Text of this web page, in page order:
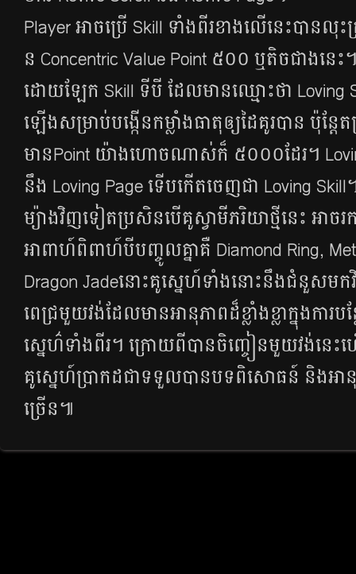
Player អាច​ប្រើ Skill ទាំងពីរ​ខាង​លើ​នេះ​បាន​លុះ​
ន Concentric Value Point ៥០០ ឬ​តិច​ជាង​នេះ
ដោយ​ឡែក Skill ទី​បី​ ដែល​មាន​ឈ្មោះ​ថា Loving
ឡើង​សម្រាប់​បង្កើន​កម្លាំង​ធាតុ​ឲ្យ​ដៃគូរ​បាន​​ ប៉ុន្ត
មានPoint យ៉ាង​ហោច​ណាស់​ក៏​ ៥០០០ដែរ។
នឹង Loving Page ទើប​កើត​ចេញ​ជា Loving Skill
ម្យ៉ាង​វិញ​ទៀត​ប្រសិន​បើ​គូ​ស្វាមី​ភរិយា​ថ្មី​នេះ អាច​
អាពាហ៍ពិពាហ៍​​បី​បញ្ចូល​គ្នា​គឺ Diamond Ring,
Dragon Jadeនោះ​គូស្នេហ៍​ទាំង​នោះ​នឹង​ជំនួស​
ពេជ្រ​មួយ​វង់​ដែល​មាន​អានុភាព​ដ៏​ខ្លាំង​ខ្លា​ក្នុង​ការ​
ស្នេហ៌​ទាំង​ពីរ។ ក្រោយ​ពី​បាន​ចិញ្ចៀន​មួយ​វង់​នេះ​
គូស្នេហ៍​ប្រាកដ​ជា​ទទួល​បាន​​បទពិសោធន៍ និង​អានុ
ច្រើន៕